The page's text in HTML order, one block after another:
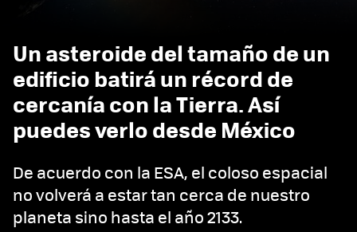
Un asteroide del tamaño de un
edificio batirá un récord de
cercanía con la Tierra. Así
puedes verlo desde México
De acuerdo con la ESA, el coloso espacial
no volverá a estar tan cerca de nuestro
planeta sino hasta el año 2133.